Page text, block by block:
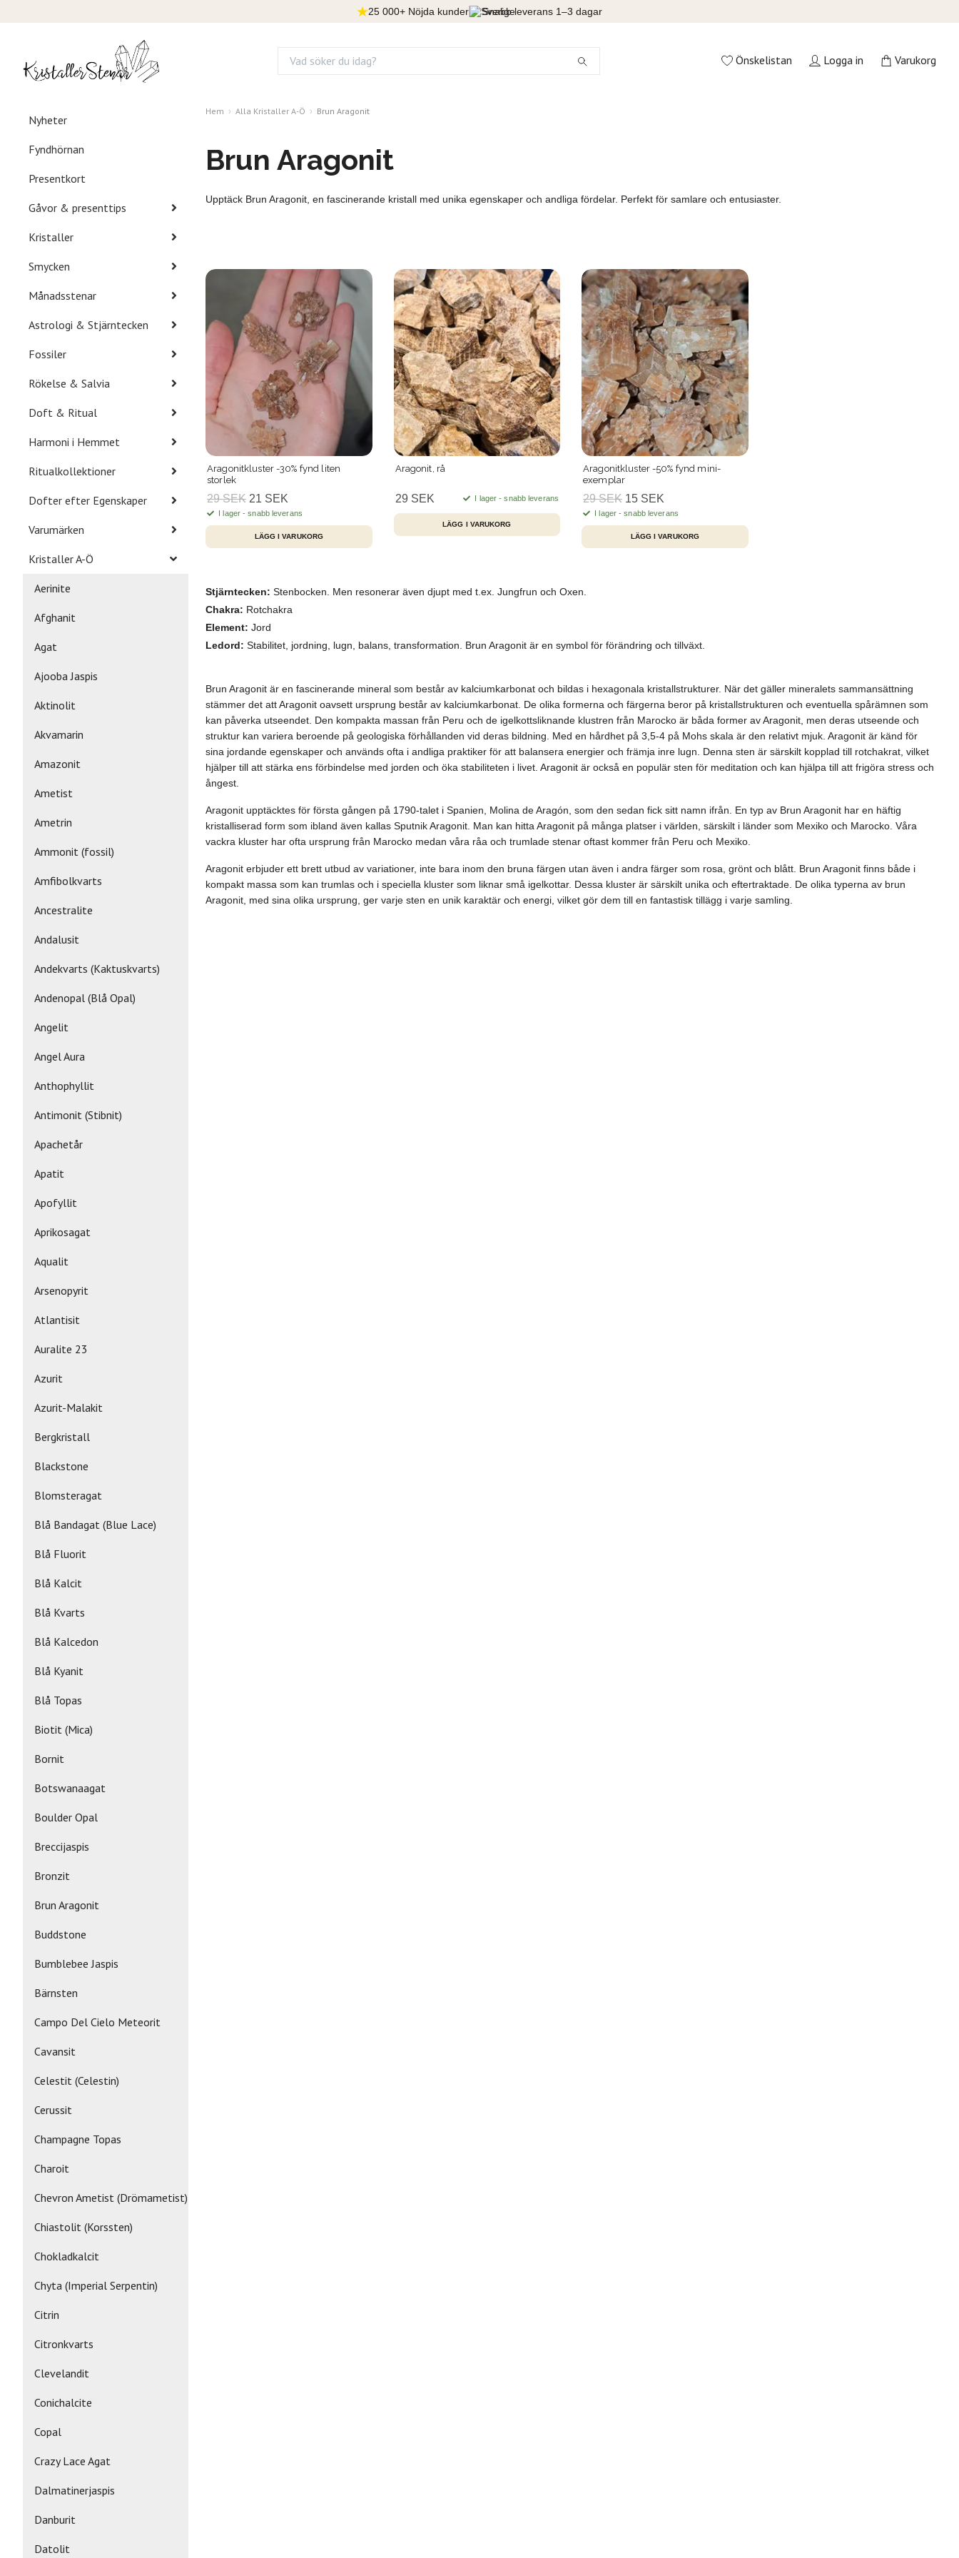
25 000+ Nöjda kunder Snabb leverans 1–3 dagar
Önskelistan Logga in Varukorg
Nyheter
Fyndhörnan
Presentkort
Gåvor & presenttips
Kristaller
Smycken
Månadsstenar
Astrologi & Stjärntecken
Fossiler
Rökelse & Salvia
Doft & Ritual
Harmoni i Hemmet
Ritualkollektioner
Dofter efter Egenskaper
Varumärken
Kristaller A-Ö
Aerinite
Afghanit
Agat
Ajooba Jaspis
Aktinolit
Akvamarin
Amazonit
Ametist
Ametrin
Ammonit (fossil)
Amfibolkvarts
Ancestralite
Andalusit
Andekvarts (Kaktuskvarts)
Andenopal (Blå Opal)
Angelit
Angel Aura
Anthophyllit
Antimonit (Stibnit)
Apachetår
Apatit
Apofyllit
Aprikosagat
Aqualit
Arsenopyrit
Atlantisit
Auralite 23
Azurit
Azurit-Malakit
Bergkristall
Blackstone
Blomsteragat
Blå Bandagat (Blue Lace)
Blå Fluorit
Blå Kalcit
Blå Kvarts
Blå Kalcedon
Blå Kyanit
Blå Topas
Biotit (Mica)
Bornit
Botswanaagat
Boulder Opal
Breccijaspis
Bronzit
Brun Aragonit
Buddstone
Bumblebee Jaspis
Bärnsten
Campo Del Cielo Meteorit
Cavansit
Celestit (Celestin)
Cerussit
Champagne Topas
Charoit
Chevron Ametist (Drömametist)
Chiastolit (Korssten)
Chokladkalcit
Chyta (Imperial Serpentin)
Citrin
Citronkvarts
Clevelandit
Conichalcite
Copal
Crazy Lace Agat
Dalmatinerjaspis
Danburit
Datolit
Hem Alla Kristaller A-Ö Brun Aragonit
Brun Aragonit
Upptäck Brun Aragonit, en fascinerande kristall med unika egenskaper och andliga fördelar. Perfekt för samlare och entusiaster.
Aragonitkluster -30% fynd liten
storlek
29 SEK 21 SEK
I lager - snabb leverans
Aragonit, rå
29 SEK I lager - snabb leverans
Aragonitkluster -50% fynd mini-
exemplar
29 SEK 15 SEK
I lager - snabb leverans
Stjärntecken: Stenbocken. Men resonerar även djupt med t.ex. Jungfrun och Oxen.
Chakra: Rotchakra
Element: Jord
Ledord: Stabilitet, jordning, lugn, balans, transformation. Brun Aragonit är en symbol för förändring och tillväxt.
Brun Aragonit är en fascinerande mineral som består av kalciumkarbonat och bildas i hexagonala kristallstrukturer. När det gäller mineralets sammansättning
stämmer det att Aragonit oavsett ursprung består av kalciumkarbonat. De olika formerna och färgerna beror på kristallstrukturen och eventuella spårämnen som
kan påverka utseendet. Den kompakta massan från Peru och de igelkottsliknande klustren från Marocko är båda former av Aragonit, men deras utseende och
struktur kan variera beroende på geologiska förhållanden vid deras bildning. Med en hårdhet på 3,5-4 på Mohs skala är den relativt mjuk. Aragonit är känd för
sina jordande egenskaper och används ofta i andliga praktiker för att balansera energier och främja inre lugn. Denna sten är särskilt kopplad till rotchakrat, vilket
hjälper till att stärka ens förbindelse med jorden och öka stabiliteten i livet. Aragonit är också en populär sten för meditation och kan hjälpa till att frigöra stress och
ångest.
Aragonit upptäcktes för första gången på 1790-talet i Spanien, Molina de Aragón, som den sedan fick sitt namn ifrån. En typ av Brun Aragonit har en häftig
kristalliserad form som ibland även kallas Sputnik Aragonit. Man kan hitta Aragonit på många platser i världen, särskilt i länder som Mexiko och Marocko. Våra
vackra kluster har ofta ursprung från Marocko medan våra råa och trumlade stenar oftast kommer från Peru och Mexiko.
Aragonit erbjuder ett brett utbud av variationer, inte bara inom den bruna färgen utan även i andra färger som rosa, grönt och blått. Brun Aragonit finns både i
kompakt massa som kan trumlas och i speciella kluster som liknar små igelkottar. Dessa kluster är särskilt unika och eftertraktade. De olika typerna av brun
Aragonit, med sina olika ursprung, ger varje sten en unik karaktär och energi, vilket gör dem till en fantastisk tillägg i varje samling.